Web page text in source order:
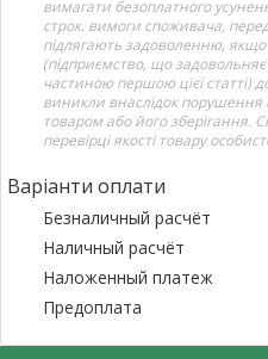
вимагати безоплатного
строк. вимоги споживача,
підлягають задоволенню,
(підприємство, що
частиною першою цієї статті)
виникли внаслідок
товаром або його зберігання.
перевірці якості товару
Варіанти оплати
Безналичный расчёт
Наличный расчёт
Наложенный платеж
Предоплата